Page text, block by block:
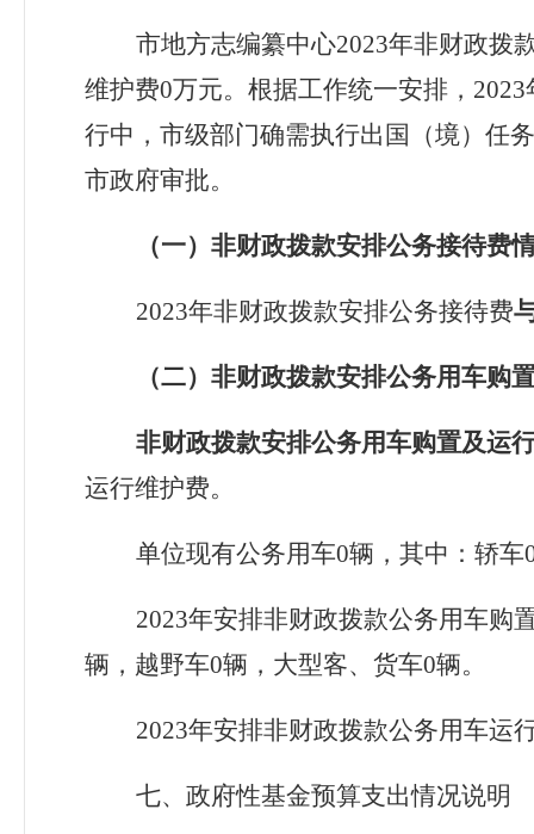
市地方志编纂中心2023年非财政拨
维护费0万元。根据工作统一安排， 2023
行中，市级部门确需执行出国（境）任
市政府审批。
（一）非财政拨款安排公务接待费
2023年非财政拨款安排公务接待费
（二）非财政拨款安排公务用车购
非财政拨款安排公务用车购置及运
运行维护费。
单位现有公务用车0辆，其中：轿车
2023年安排非财政拨款公务用车购
辆，越野车0辆，大型客、货车0辆。
2023年安排非财政拨款公务用车运
七、 政府性基金预算支出情况说明